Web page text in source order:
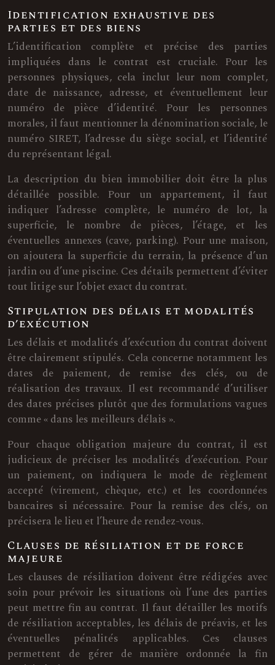
Identification exhaustive des
parties et des biens
L’identification complète et précise des parties
impliquées dans le contrat est cruciale. Pour les
personnes physiques, cela inclut leur nom complet,
date de naissance, adresse, et éventuellement leur
numéro de pièce d’identité. Pour les personnes
morales, il faut mentionner la dénomination sociale, le
numéro SIRET, l’adresse du siège social, et l’identité
du représentant légal.
La description du bien immobilier doit être la plus
détaillée possible. Pour un appartement, il faut
indiquer l’adresse complète, le numéro de lot, la
superficie, le nombre de pièces, l’étage, et les
éventuelles annexes (cave, parking). Pour une maison,
on ajoutera la superficie du terrain, la présence d’un
jardin ou d’une piscine. Ces détails permettent d’éviter
tout litige sur l’objet exact du contrat.
Stipulation des délais et modalités
d’exécution
Les délais et modalités d’exécution du contrat doivent
être clairement stipulés. Cela concerne notamment les
dates de paiement, de remise des clés, ou de
réalisation des travaux. Il est recommandé d’utiliser
des dates précises plutôt que des formulations vagues
comme « dans les meilleurs délais ».
Pour chaque obligation majeure du contrat, il est
judicieux de préciser les modalités d’exécution. Pour
un paiement, on indiquera le mode de règlement
accepté (virement, chèque, etc.) et les coordonnées
bancaires si nécessaire. Pour la remise des clés, on
précisera le lieu et l’heure de rendez-vous.
Clauses de résiliation et de force
majeure
Les clauses de résiliation doivent être rédigées avec
soin pour prévoir les situations où l’une des parties
peut mettre fin au contrat. Il faut détailler les motifs
de résiliation acceptables, les délais de préavis, et les
éventuelles pénalités applicables. Ces clauses
permettent de gérer de manière ordonnée la fin